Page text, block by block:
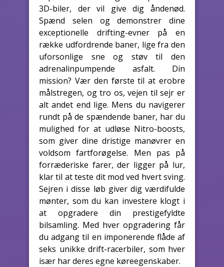
3D-biler, der vil give dig åndenød.
Spænd selen og demonstrer dine
exceptionelle drifting-evner på en
række udfordrende baner, lige fra den
uforsonlige sne og støv til den
adrenalinpumpende asfalt. Din
mission? Vær den første til at erobre
målstregen, og tro os, vejen til sejr er
alt andet end lige. Mens du navigerer
rundt på de spændende baner, har du
mulighed for at udløse Nitro-boosts,
som giver dine dristige manøvrer en
voldsom fartforøgelse. Men pas på
forræderiske farer, der ligger på lur,
klar til at teste dit mod ved hvert sving.
Sejren i disse løb giver dig værdifulde
mønter, som du kan investere klogt i
at opgradere din prestigefyldte
bilsamling. Med hver opgradering får
du adgang til en imponerende flåde af
seks unikke drift-racerbiler, som hver
især har deres egne køreegenskaber.